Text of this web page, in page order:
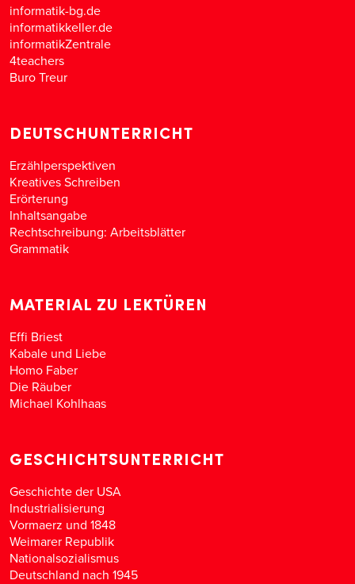
informatik-bg.de
informatikkeller.de
informatikZentrale
4teachers
Buro Treur
DEUTSCHUNTERRICHT
Erzählperspektiven
Kreatives Schreiben
Erörterung
Inhaltsangabe
Rechtschreibung: Arbeitsblätter
Grammatik
MATERIAL ZU LEKTÜREN
Effi Briest
Kabale und Liebe
Homo Faber
Die Räuber
Michael Kohlhaas
GESCHICHTSUNTERRICHT
Geschichte der USA
Industrialisierung
Vormaerz und 1848
Weimarer Republik
Nationalsozialismus
Deutschland nach 1945